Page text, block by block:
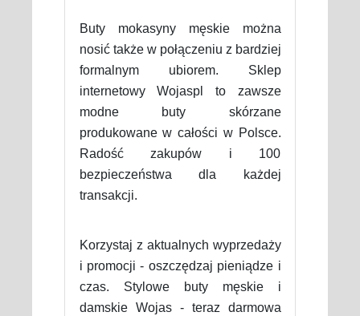
Buty mokasyny męskie można
nosić także w połączeniu z bardziej
formalnym ubiorem. Sklep
internetowy Wojaspl to zawsze
modne buty skórzane
produkowane w całości w Polsce.
Radość zakupów i 100
bezpieczeństwa dla każdej
transakcji.
Korzystaj z aktualnych wyprzedaży
i promocji - oszczędzaj pieniądze i
czas. Stylowe buty męskie i
damskie Wojas - teraz darmowa